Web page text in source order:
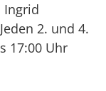
Ingrid
2. und 4.
17:00 Uhr